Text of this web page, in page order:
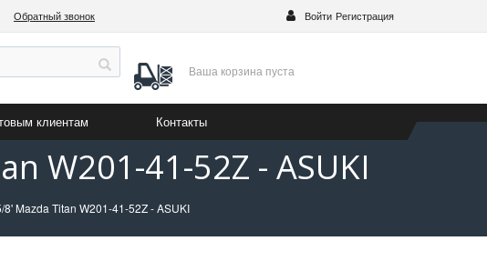
Обратный звонок Войти Регистрация
Ваша корзина пуста
клиентам Контакты
W201-41-52Z - ASUKI
Mazda Titan W201-41-52Z - ASUKI